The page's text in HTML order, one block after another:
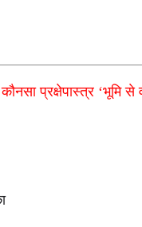
प्रक्षेपास्त्र ‘भूमि से